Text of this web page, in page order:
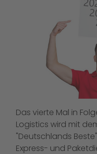
Das vierte Mal in
Logistics wird mit
"Deutschlands
Express- und